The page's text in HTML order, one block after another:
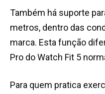
Também há suporte
metros, dentro das
marca. Esta função
Pro do Watch Fit 5
Para quem pratica